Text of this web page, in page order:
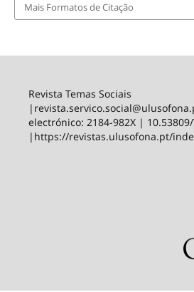
Mais Formatos de Citação
Revista Temas Sociais
electrónico: 2184-982X | 10.53809/
|https://revistas.ulusofona.pt/